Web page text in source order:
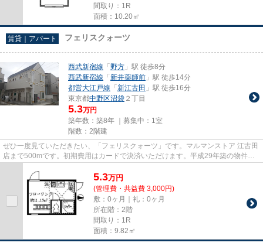
間取り：1R
面積：10.20㎡
賃貸｜アパート フェリスクォーツ
西武新宿線 「 野方 」駅 徒歩8分
西武新宿線 「 新井薬師前 」駅 徒歩14分
都営大江戸線 「 新江古田 」駅 徒歩16分
東京都中野区沼袋 ２丁目
5.3万円
築年数：築8年 ｜募集中： 1室
階数：2階建
ぜひ一度見ていただきたい、「フェリスクォーツ」です。マルマンストア 江古田
店まで500mです。初期費用はカードで決済いただけます。平成29年築の物件で
5.3万円
(管理費・共益費 3,000円)
敷：0ヶ月｜礼：0ヶ月
所在階：2階
間取り：1R
面積：9.82㎡